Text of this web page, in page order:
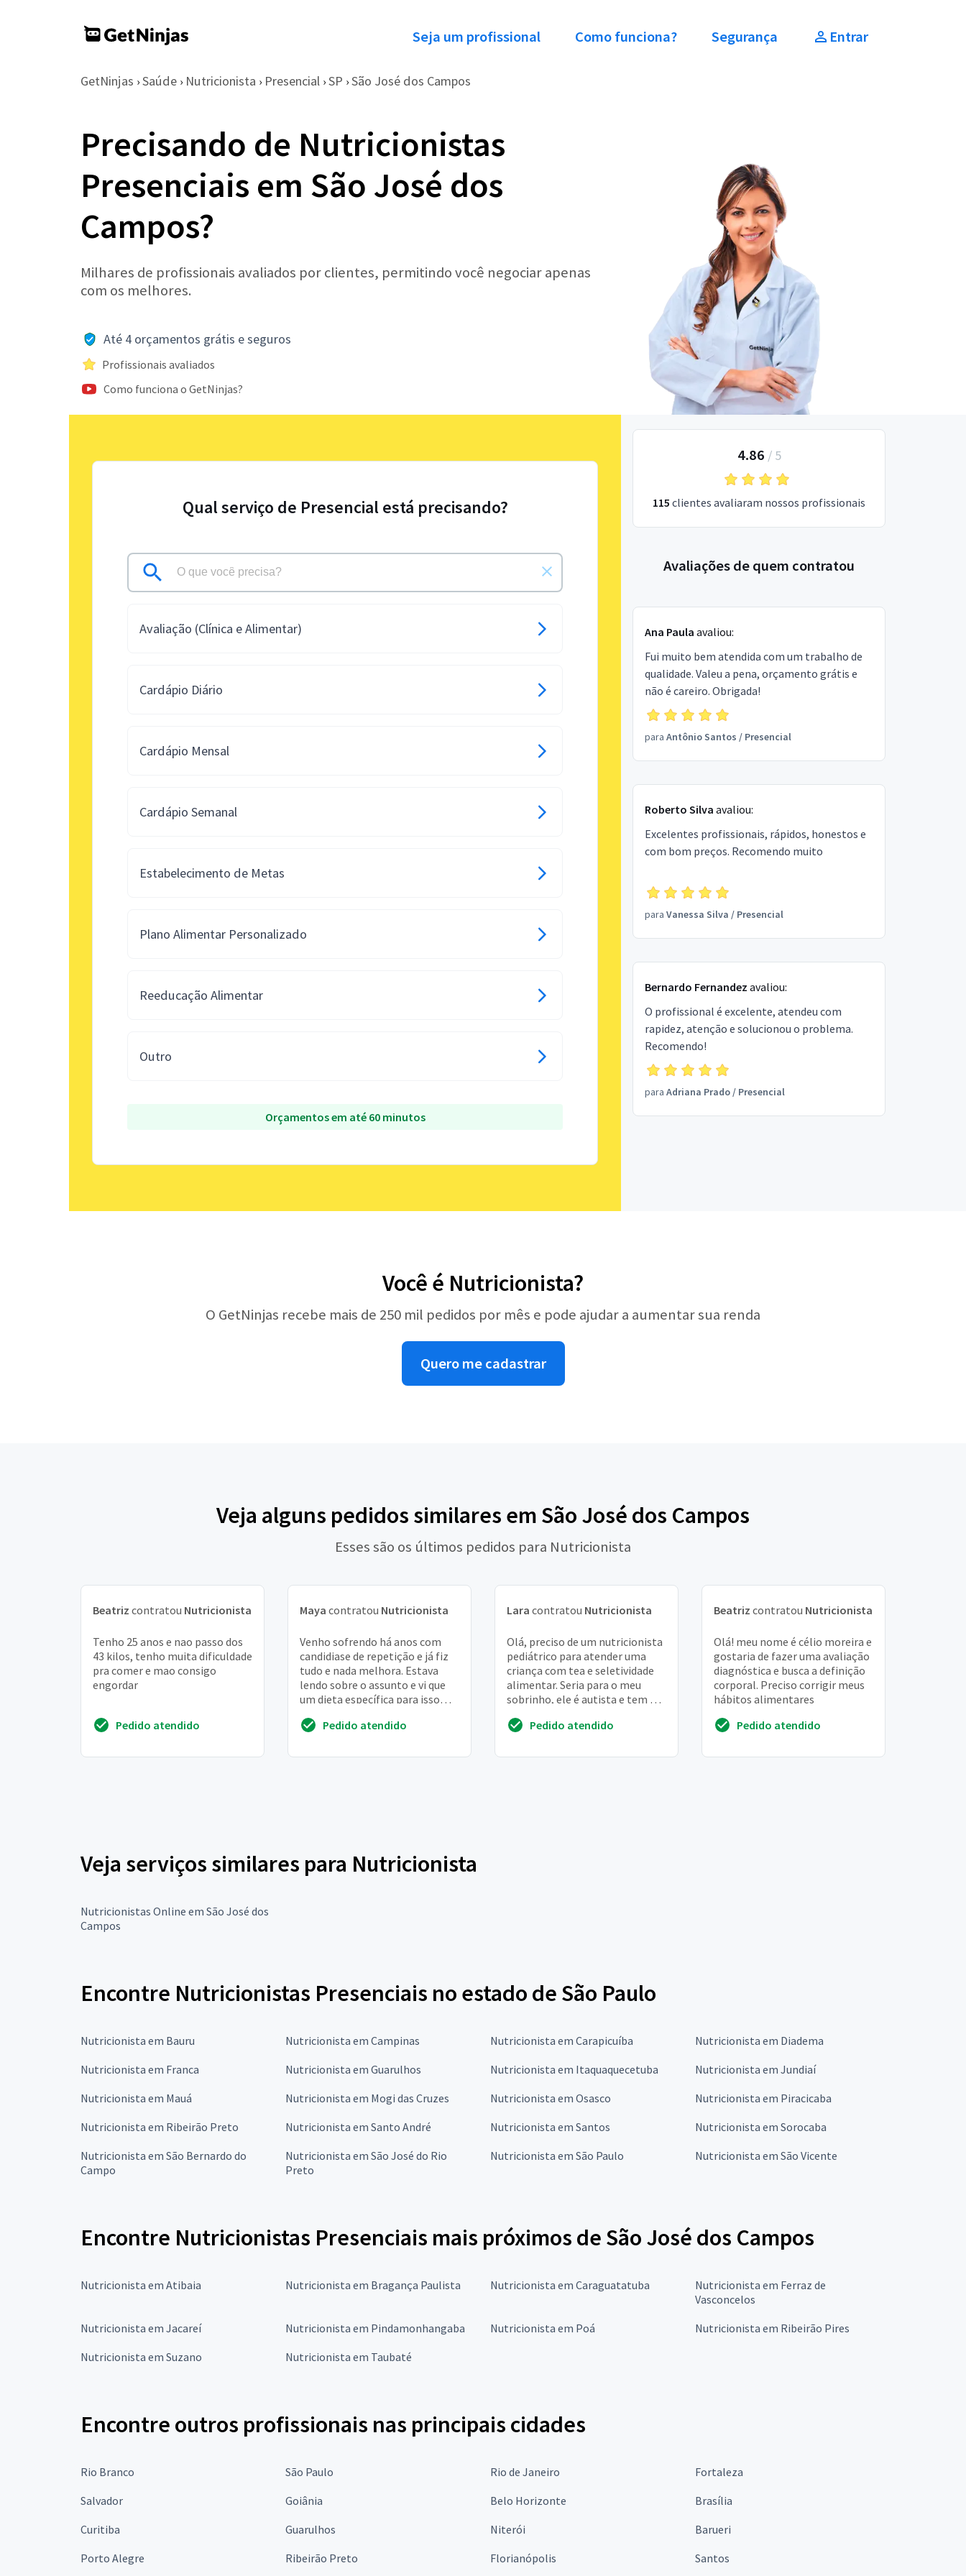
Seja um profissional Como funciona? Segurança Entrar
GetNinjas › Saúde › Nutricionista › Presencial › SP › São José dos Campos
Precisando de Nutricionistas
Presenciais em São José dos
Campos?
Milhares de profissionais avaliados por clientes, permitindo você negociar apenas
com os melhores.
Até 4 orçamentos grátis e seguros
Profissionais avaliados
Como funciona o GetNinjas?
Qual serviço de Presencial está precisando?
Avaliação (Clínica e Alimentar)
Cardápio Diário
Cardápio Mensal
Cardápio Semanal
Estabelecimento de Metas
Plano Alimentar Personalizado
Reeducação Alimentar
Outro
Orçamentos em até 60 minutos
4.86 / 5
115 clientes avaliaram nossos profissionais
Avaliações de quem contratou
Ana Paula avaliou:
Fui muito bem atendida com um trabalho de
qualidade. Valeu a pena, orçamento grátis e
não é careiro. Obrigada!
para Antônio Santos / Presencial
Roberto Silva avaliou:
Excelentes profissionais, rápidos, honestos e
com bom preços. Recomendo muito
para Vanessa Silva / Presencial
Bernardo Fernandez avaliou:
O profissional é excelente, atendeu com
rapidez, atenção e solucionou o problema.
Recomendo!
para Adriana Prado/ Presencial
Você é Nutricionista?
O GetNinjas recebe mais de 250 mil pedidos por mês e pode ajudar a aumentar sua renda
Quero me cadastrar
Veja alguns pedidos similares em São José dos Campos
Esses são os últimos pedidos para Nutricionista
Beatriz contratou Nutricionista
Tenho 25 anos e nao passo dos
43 kilos, tenho muita dificuldade
pra comer e mao consigo
engordar
Pedido atendido
Maya contratou Nutricionista
Venho sofrendo há anos com
candidiase de repetição e já fiz
tudo e nada melhora. Estava
lendo sobre o assunto e vi que
um dieta específica para isso
Pedido atendido
Lara contratou Nutricionista
Olá, preciso de um nutricionista
pediátrico para atender uma
criança com tea e seletividade
alimentar. Seria para o meu
sobrinho, ele é autista e tem 8
al... Pedido atendido
Beatriz contratou Nutricionista
Olá! meu nome é célio moreira e
gostaria de fazer uma avaliação
diagnóstica e busca a definição
corporal. Preciso corrigir meus
hábitos alimentares
Pedido atendido
Veja serviços similares para Nutricionista
Nutricionistas Online em São José dos
Campos
Encontre Nutricionistas Presenciais no estado de São Paulo
Nutricionista em Bauru Nutricionista em Campinas Nutricionista em Carapicuíba
Nutricionista em Diadema
Nutricionista em Franca
Nutricionista em Guarulhos Nutricionista em Itaquaquecetuba
Nutricionista em Jundiaí
Nutricionista em Mauá
Nutricionista em Mogi das Cruzes Nutricionista em Osasco
Nutricionista em Piracicaba
Nutricionista em Ribeirão Preto
Nutricionista em Santo André Nutricionista em Santos
Nutricionista em Sorocaba
Nutricionista em São Bernardo do
Campo
Nutricionista em São José do Rio
Preto
Nutricionista em São Paulo Nutricionista em São Vicente
Encontre Nutricionistas Presenciais mais próximos de São José dos Campos
Nutricionista em Atibaia Nutricionista em Bragança Paulista Nutricionista em Caraguatatuba
Nutricionista em Ferraz de
Vasconcelos
Nutricionista em Jacareí
Nutricionista em Pindamonhangaba Nutricionista em Poá
Nutricionista em Ribeirão Pires
Nutricionista em Suzano
Nutricionista em Taubaté
Encontre outros profissionais nas principais cidades
Rio Branco São Paulo Rio de Janeiro
Fortaleza
Salvador
Goiânia Belo Horizonte
Brasília
Curitiba
Guarulhos Niterói
Barueri
Porto Alegre
Ribeirão Preto Florianópolis Santos